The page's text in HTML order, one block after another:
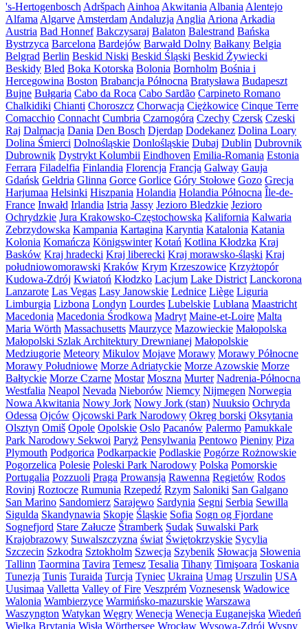
's-Hertogenbosch Adršpach Ainhoa Akwitania Albania Alentejo
Alfama Algarve Amsterdam Andaluzja Anglia Ariona Arkadia
Austria Bad Honnef Bakczysaraj Balaton Balestrand Bańska
Bystrzyca Barcelona Bardejów Barwałd Dolny Bałkany Belgia
Belgrad Berlin Beskid Niski Beskid Śląski Beskid Żywiecki
Beskidy Bled Boka Kotorska Bolonia Bornholm Bośnia i
Hercegowina Boston Brabancja Północna Bratysława Budapeszt
Bujne Bułgaria Cabo da Roca Cabo Sardão Carpineto Romano
Chalkidiki Chianti Choroszcz Chorwacja Ciężkowice Cinque Terre
Comacchio Connacht Cumbria Czarnogóra Czechy Czersk Czeski
Raj Dalmacja Dania Den Bosch Djerdap Dodekanez Dolina Loary
Dolina Śmierci Dolnośląskie Donlośląskie Dubaj Dublin Dubrovnik
Dubrownik Dystrykt Kolumbii Eindhoven Emilia-Romania Estonia
Ferrara Filadelfia Finlandia Florencja Francja Galway Gauja
Gdańsk Geldria Glinna Gorce Gorlice Góry Stołowe Gozo Grecja
Harjumaa Helsinki Hiszpania Holandia Holandia Północna Île-de-
France Inwałd Irlandia Istria Jassy Jezioro Bledzkie Jezioro
Ochrydzkie Jura Krakowsko-Częstochowska Kalifornia Kalwaria
Zebrzydowska Kampania Kartagina Karyntia Katalonia Katania
Kolonia Komańcza Königswinter Kotań Kotlina Kłodzka Kraj
Basków Kraj hradecki Kraj liberecki Kraj morawsko-śląski Kraj
południowomorawski Kraków Krym Krzeszowice Krzyżtopór
Kudowa-Zdrój Kwiatoń Kłodzko Lacjum Lake District Lanckorona
Lanzarote Las Vegas Lasy Janowskie Lednice Liège Liguria
Limburgia Lizbona Londyn Lourdes Lubelskie Lublana Maastricht
Macedonia Macedonia Środkowa Madryt Maine-et-Loire Malta
Maria Wörth Massachusetts Maurzyce Mazowieckie Małopolska
Małopolski Szlak Architektury Drewnianej Małopolskie
Medziugorie Meteory Mikulov Mojave Morawy Morawy Północne
Morawy Południowe Morze Adriatyckie Morze Azowskie Morze
Bałtyckie Morze Czarne Mostar Moszna Murter Nadrenia-Północna
Westfalia Neapol Nevada Nieborów Niemcy Nijmegen Norwegia
Nowa Akwitania Nowy Jork Nowy Jork (stan) Nuuksio Ochryda
Odessa Ojców Ojcowski Park Narodowy Okręg borski Oksytania
Olsztyn Omiš Opole Opolskie Oslo Pacanów Palermo Pamukkale
Park Narodowy Sekwoi Paryż Pensylwania Pentowo Pieniny Piza
Plymouth Podgorica Podkarpackie Podlaskie Pogórze Rożnowskie
Pogorzelica Polesie Poleski Park Narodowy Polska Pomorskie
Portugalia Pozzuoli Praga Prowansja Rawenna Regietów Rodos
Rovinj Roztocze Rumunia Rzepedź Rzym Saloniki San Galgano
San Marino Sandomierz Sarajewo Sardynia Segni Serbia Sewilla
Sigulda Skandynawia Skopje Śląskie Sofia Sogn og Fjordane
Sognefjord Stare Załucze Štramberk Sudak Suwalski Park
Krajobrazowy Suwalszczyzna świat Świętokrzyskie Sycylia
Szczecin Szkodra Sztokholm Szwecja Szybenik Słowacja Słowenia
Tallinn Taormina Tavira Temesz Tesalia Tihany Timişoara Toskania
Tunezja Tunis Turaida Turcja Tyniec Ukraina Umag Urszulin USA
Uusimaa Valletta Valley of Fire Veszprém Voznesensk Wadowice
Walonia Wambierzyce Warmińsko-mazurskie Warszawa
Waszyngton Watykan Węgry Wenecja Wenecja Euganejska Wiedeń
Wielka Brytania Wisła Wörthersee Wrocław Wysowa-Zdrój Wyspy